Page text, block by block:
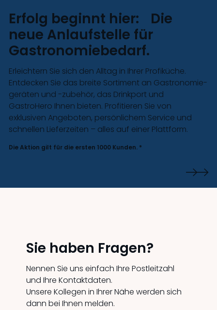
Erfolg beginnt hier: Die
neue Anlaufstelle für
Gastro­nomie­bedarf.
Erleichtern Sie sich den Alltag in Ihrer Profiküche.
Entdecken Sie das breite Sortiment an Gastro­nomie­
geräten und -zubehör, das Drinkport und
GastroHero Ihnen bieten. Profitieren Sie von
exklusiven Angeboten, persönlichem Service und
schnellen Lieferzeiten – alles auf einer Plattform.
Die Aktion gilt für die ersten 1000 Kunden. *
Sie haben Fragen?
Nennen Sie uns einfach Ihre Postleitzahl
und Ihre Kontaktdaten.
Unsere Kollegen in Ihrer Nähe werden sich
dann bei Ihnen melden.